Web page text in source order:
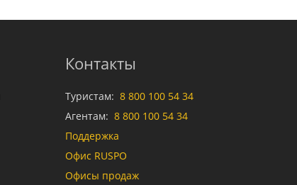
Контакты
Туристам: 8 800 100 54 34
Агентам: 8 800 100 54 34
Поддержка
Офис RUSPO
Офисы продаж